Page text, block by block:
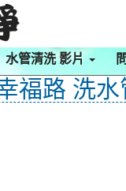
水管清洗 影片
福路 洗水